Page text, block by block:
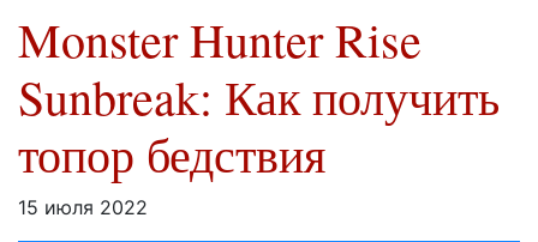
Monster Hunter Rise
Sunbreak: Как получить
топор бедствия
15 июля 2022